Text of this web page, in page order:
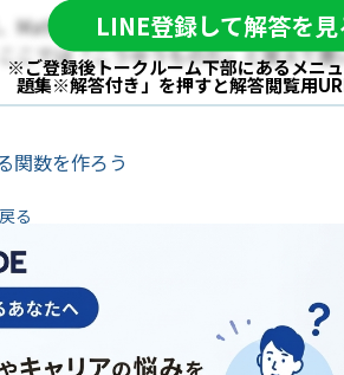
LINE登録して解答を見
※ご登録後トークルーム下部にあるメニ
題集※解答付き」を押すと解答閲覧用
Math.maxを使います。
こでは「こうゆうものだ」と覚えて置
関数を作ろう
る